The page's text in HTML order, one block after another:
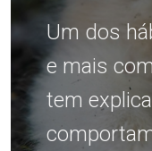
Um dos
e mais
tem